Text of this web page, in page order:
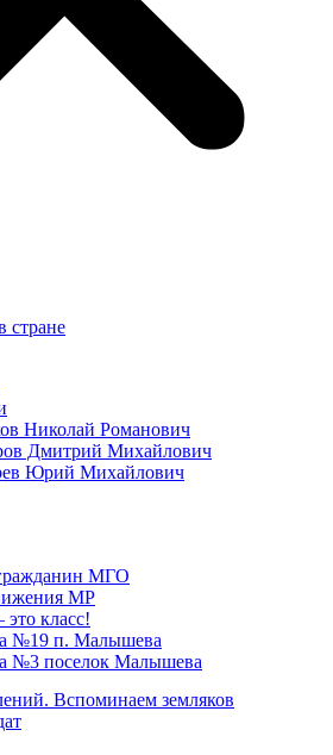
стране
Николай Романович
Дмитрий Михайлович
Юрий Михайлович
МГО
МР
класс!
№19 п. Малышева
№3 поселок Малышева
Вспоминаем земляков